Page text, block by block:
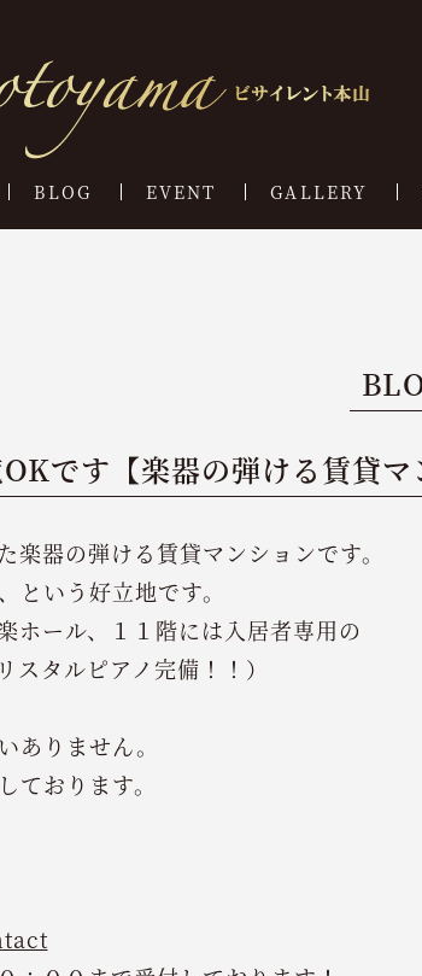
BLOG EVENT GALLERY
です【楽器の弾ける賃貸マ
器の弾ける賃貸マンションです。
いう好立地です。
ホール、１１階には入居者専用の
タルピアノ完備！！）
ありません。
おります。